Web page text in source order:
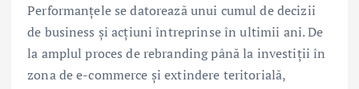
Performanțele se datorează unui cumul de decizii
de business și acțiuni întreprinse în ultimii ani. De
la amplul proces de rebranding până la investiții în
zona de e-commerce și extindere teritorială,